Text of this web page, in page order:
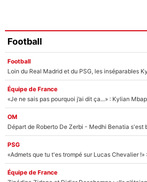
Football
Football
Équipe de France
OM
PSG
Équipe de France